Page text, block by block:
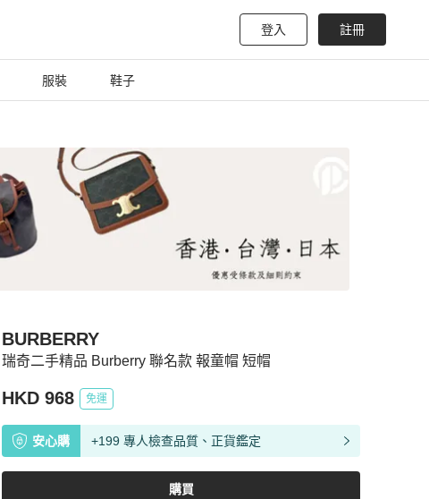
登入 註冊
服裝 鞋子
瑞奇二手精品 Burberry 聯名款 報童帽 短帽
BURBERRY
HKD 968 免運
安心購 +199 專人檢查品質、正貨鑑定
購買